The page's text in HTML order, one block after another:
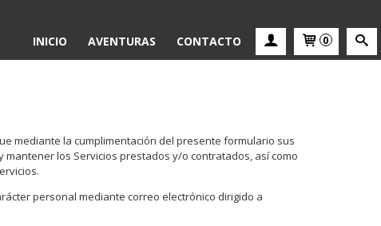
INICIO AVENTURAS CONTACTO 0
mediante la cumplimentación del presente formulario sus
los Servicios prestados y/o contratados, así como
personal mediante correo electrónico dirigido a